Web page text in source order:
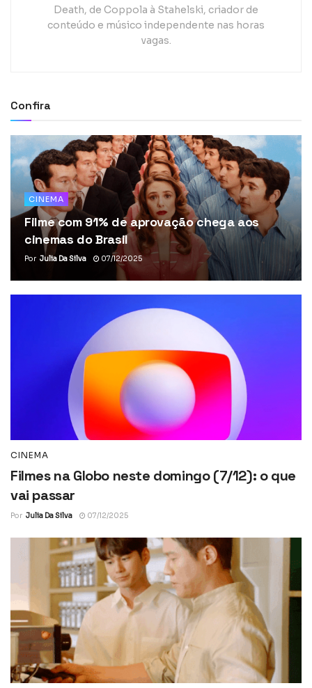
Death, de Coppola à Stahelski, criador de
conteúdo e músico independente nas horas
vagas.
Confira
CINEMA
Filme com 91% de aprovação chega aos
cinemas do Brasil
Por Julia Da Silva 07/12/2025
CINEMA
Filmes na Globo neste domingo (7/12): o que
vai passar
Por Julia Da Silva 07/12/2025